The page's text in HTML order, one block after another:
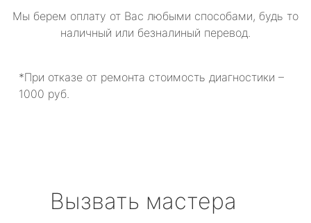
Мы берем оплату от Вас любыми способами, будь то
наличный или безналиный перевод.
*При отказе от ремонта стоимость диагностики –
1000 руб.
Вызвать мастера